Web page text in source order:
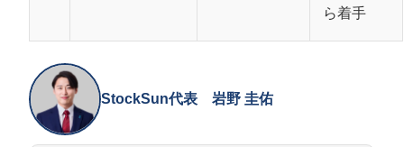
ら着手
StockSun代表 岩野 圭佑